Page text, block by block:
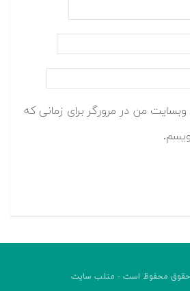
وبسایت من در مرورگر برای زمانی که
حقوق محفوظ است - متلب سایت